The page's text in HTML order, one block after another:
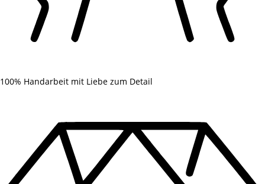
100% Handarbeit mit Liebe zum Detail